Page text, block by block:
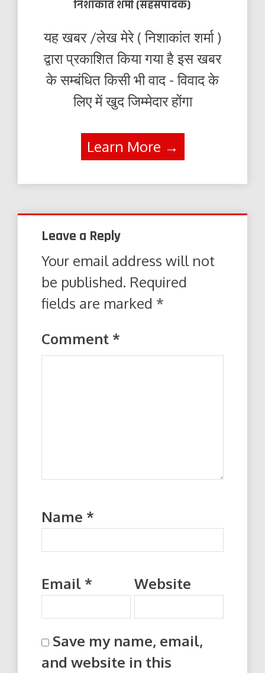
निशाकांत शर्मा (सहसंपादक)
यह खबर /लेख मेरे ( निशाकांत शर्मा )
द्वारा प्रकाशित किया गया है इस खबर
के सम्बंधित किसी भी वाद - विवाद के
लिए में खुद जिम्मेदार होंगा
Learn More →
Leave a Reply
Your email address will not
be published. Required
fields are marked *
Comment *
Name *
Email * Website
Save my name, email,
and website in this